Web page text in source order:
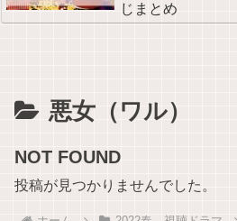
じまとめ
悪女（ワル）
NOT FOUND
投稿が見つかりませんでした。